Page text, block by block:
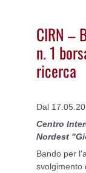
CIRN –
n. 1
ricerca
Dal
Centro
Nordest
Bando per
svolgimento